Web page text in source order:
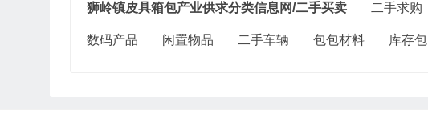
狮岭镇皮具箱包产业供求分类信息网/二手买卖 二手求购
数码产品 闲置物品 二手车辆 包包材料 库存包